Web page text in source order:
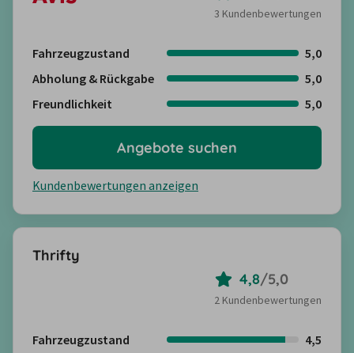
3 Kundenbewertungen
Fahrzeugzustand
5,0
Abholung & Rückgabe
5,0
Freundlichkeit
5,0
Kundenbewertungen anzeigen
Angebote suchen
Thrifty
4,8/5,0
2 Kundenbewertungen
Fahrzeugzustand
4,5